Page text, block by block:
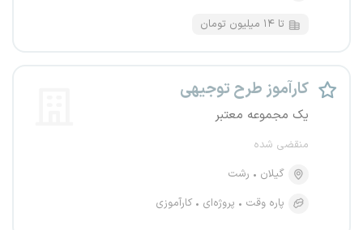
تا ۱۴ میلیون تومان
کارآموز طرح توجیهی
یک مجموعه معتبر
منقضی شده
گیلان
رشت
پاره وقت
پروژه‌ای کارآموزی